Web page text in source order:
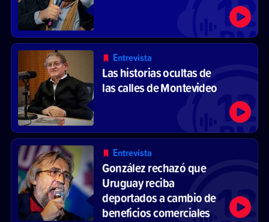
Entrevista
Las historias ocultas de
las calles de Montevideo
Entrevista
González rechazó que
Uruguay reciba
deportados a cambio de
beneficios comerciales